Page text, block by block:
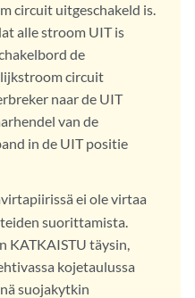
circuit uitgeschakeld is.
alle stroom UIT is
de
circuit
naar de UIT
van de
in de UIT positie
ei ole virtaa
suorittamista.
KATKAISTU täysin,
kojetaulussa
suojakytkin